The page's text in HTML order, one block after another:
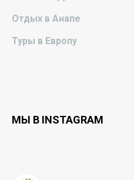
Отдых в Анапе
Туры в Европу
МЫ В INSTAGRAM